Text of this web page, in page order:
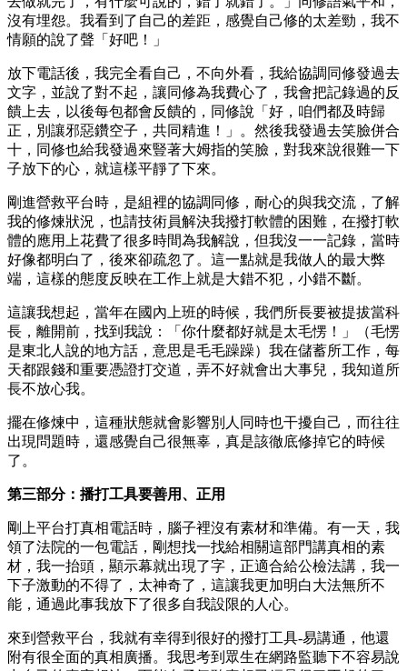
沒有埋怨。我看到了自己的差距，感覺自己修的太差勁，我不
情願的說了聲「好吧！」
放下電話後，我完全看自己，不向外看，我給協調同修發過去
文字，並說了對不起，讓同修為我費心了，我會把記錄過的反
饋上去，以後每包都會反饋的，同修說「好，咱們都及時歸
正，別讓邪惡鑽空子，共同精進！」。然後我發過去笑臉併合
十，同修也給我發過來豎著大姆指的笑臉，對我來說很難一下
子放下的心，就這樣平靜了下來。
剛進營救平台時，是組裡的協調同修，耐心的與我交流，了解
我的修煉狀況，也請技術員解決我撥打軟體的困難，在撥打軟
體的應用上花費了很多時間為我解說，但我沒一一記錄，當時
好像都明白了，後來卻疏忽了。這一點就是我做人的最大弊
端，這樣的態度反映在工作上就是大錯不犯，小錯不斷。
這讓我想起，當年在國內上班的時候，我們所長要被提拔當科
長，離開前，找到我說：「你什麼都好就是太毛愣！」（毛愣
是東北人說的地方話，意思是毛毛躁躁）我在儲蓄所工作，每
天都跟錢和重要憑證打交道，弄不好就會出大事兒，我知道所
長不放心我。
擺在修煉中，這種狀態就會影響別人同時也干擾自己，而往往
出現問題時，還感覺自己很無辜，真是該徹底修掉它的時候
了。
第三部分：播打工具要善用、正用
剛上平台打真相電話時，腦子裡沒有素材和準備。有一天，我
領了法院的一包電話，剛想找一找給相關這部門講真相的素
材，我一抬頭，顯示幕就出現了字，正適合給公檢法講，我一
下子激動的不得了，太神奇了，這讓我更加明白大法無所不
能，通過此事我放下了很多自我設限的人心。
來到營救平台，我就有幸得到很好的撥打工具-易講通，他還
附有很全面的真相廣播。我思考到眾生在網路監聽下不容易說